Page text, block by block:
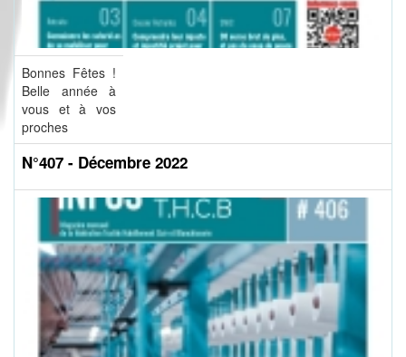
Bonnes Fêtes !
Belle année à
vous et à vos
proches
N°407 - Décembre 2022